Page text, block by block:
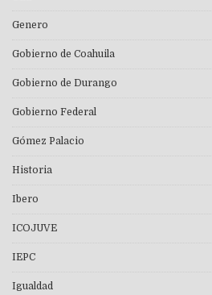
Genero
Gobierno de Coahuila
Gobierno de Durango
Gobierno Federal
Gómez Palacio
Historia
Ibero
ICOJUVE
IEPC
Igualdad